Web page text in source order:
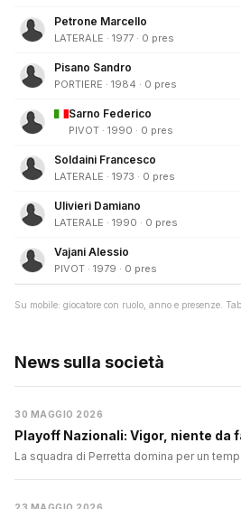
Petrone Marcello
LATERALE · 1977 · 0 pres
Pisano Sandro
PORTIERE · 1984 · 0 pres
Sarno Federico
PIVOT · 1990 · 0 pres
Soldaini Francesco
LATERALE · 1973 · 0 pres
Ulivieri Damiano
LATERALE · 1990 · 0 pres
Vajani Alessio
PIVOT · 1979 · 0 pres
Su mobile: giocatore con ruolo, anno e presenze.
News sulla società
30 MAGGIO 2026
Playoff Nazionali: Vigor, niente da
La squadra di Perretta domina per un